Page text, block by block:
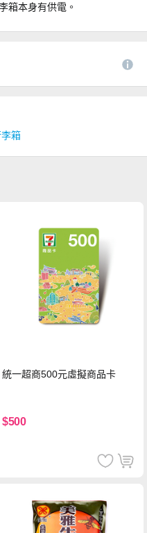
箱本身有供電。
箱
統一超商500元虛擬商品卡
$500